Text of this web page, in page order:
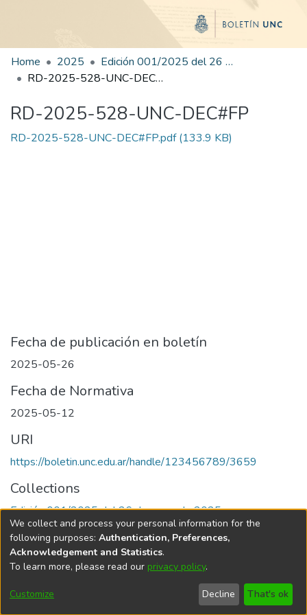
Home 2025
Edición 001/2025 del 26 de mayo de 2025
RD-2025-528-UNC-DEC#FP
RD-2025-528-UNC-DEC#FP
RD-2025-528-UNC-DEC#FP.pdf(133.9 KB)
Fecha de publicación en boletín
2025-05-26
Fecha de Normativa
2025-05-12
URI
https://boletin.unc.edu.ar/handle/123456789/3659
Collections
Edición 001/2025 del 26 de mayo de 2025
Universidad Nacional de Córdoba
We collect and process your personal information for the
following purposes: Authentication, Preferences,
Acknowledgement and Statistics.
To learn more, please read our privacy policy.
Customize Decline That's ok